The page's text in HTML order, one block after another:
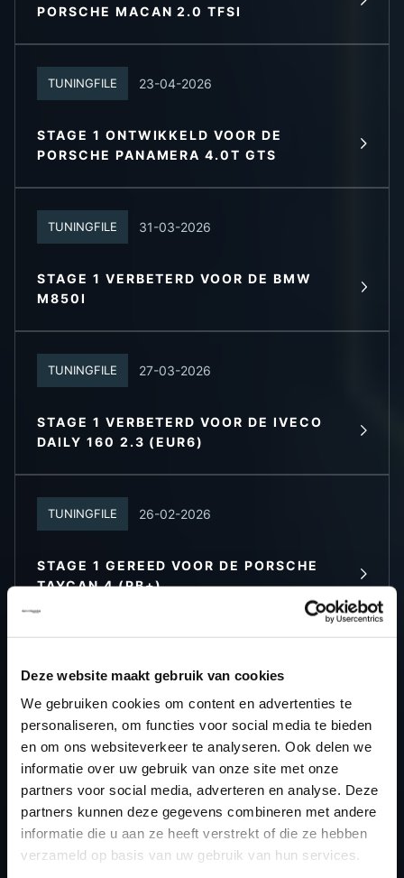
Deze website maakt gebruik van cookies
We gebruiken cookies om content en advertenties te
personaliseren, om functies voor social media te bieden
en om ons websiteverkeer te analyseren. Ook delen we
informatie over uw gebruik van onze site met onze
partners voor social media, adverteren en analyse. Deze
partners kunnen deze gegevens combineren met andere
informatie die u aan ze heeft verstrekt of die ze hebben
verzameld op basis van uw gebruik van hun services.
LEES MEER
PORSCHE MACAN 2.0 TFSI
LEES MEER
STAGE 1 ONTWIKKELD VOOR DE
PORSCHE PANAMERA 4.0T GTS
TUNINGFILE 23-04-2026
LEES MEER
STAGE 1 VERBETERD VOOR DE BMW
M850I
TUNINGFILE 31-03-2026
LEES MEER
STAGE 1 VERBETERD VOOR DE IVECO
DAILY 160 2.3 (EUR6)
TUNINGFILE 27-03-2026
LEES MEER
STAGE 1 GEREED VOOR DE PORSCHE
TAYCAN 4 (PB+)
TUNINGFILE 26-02-2026
LEES MEER
STAGE 1 GEREED VOOR DE AUDI A4 35
TFSI
LEES MEER
STAGE 1 GEREED VOOR DE AUDI SQ8
28-01-2026